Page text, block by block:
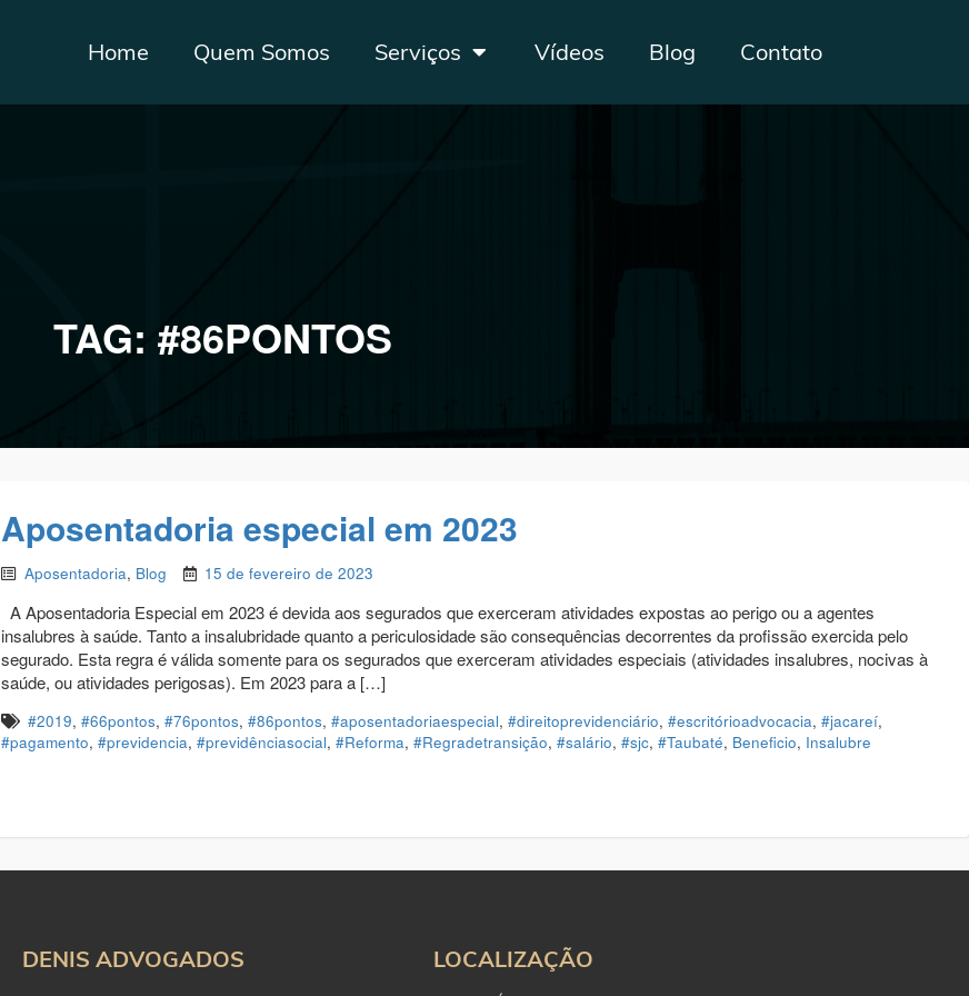
Home Quem Somos Serviços Vídeos Blog Contato
TAG: #86PONTOS
Aposentadoria especial em 2023
Aposentadoria, Blog 15 de fevereiro de 2023
A Aposentadoria Especial em 2023 é devida aos segurados que exerceram atividades expostas ao perigo ou a agentes
insalubres à saúde. Tanto a insalubridade quanto a periculosidade são consequências decorrentes da profissão exercida pelo
segurado. Esta regra é válida somente para os segurados que exerceram atividades especiais (atividades insalubres, nocivas à
saúde, ou atividades perigosas). Em 2023 para a […]
#2019, #66pontos, #76pontos, #86pontos, #aposentadoriaespecial, #direitoprevidenciário, #escritórioadvocacia, #jacareí,
#pagamento, #previdencia, #previdênciasocial, #Reforma, #Regradetransição, #salário, #sjc, #Taubaté, Beneficio, Insalubre
DENIS ADVOGADOS LOCALIZAÇÃO